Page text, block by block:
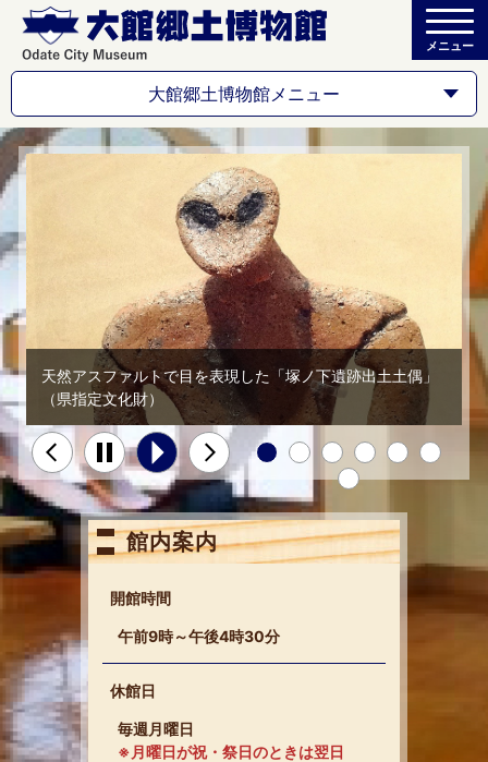
メニュー
大館郷土博物館メニュー
天然アスファルトで目を表現した「塚ノ下遺跡出土土偶」
（県指定文化財）
館内案内
開館時間
午前9時～午後4時30分
休館日
毎週月曜日
※月曜日が祝・祭日のときは翌日